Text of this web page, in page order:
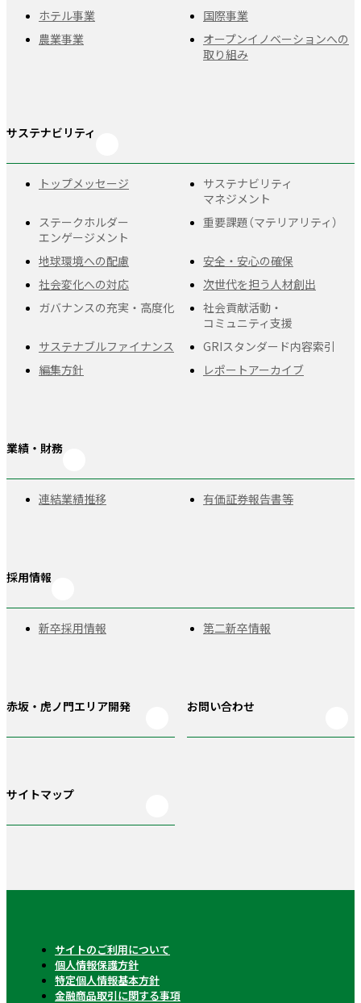
ホテル事業 国際事業
農業事業
オープンイノベーションへの
取り組み
サステナビリティ
トップメッセージ
サステナビリティ
マネジメント
ステークホルダー
エンゲージメント
重要課題 （マテリアリティ）
地球環境への配慮 安全・安心の確保
社会変化への対応 次世代を担う人材創出
ガバナンスの充実・ 高度化
社会貢献活動・
コミュニティ支援
サステナブルファイナンス GRIスタンダード 内容索引
編集方針 レポートアーカイブ
業績・財務
連結業績推移 有価証券報告書等
採用情報
新卒採用情報 第二新卒情報
赤坂・虎ノ門 エリア開発 お問い合わせ
サイトマップ
サイトのご利用について
個人情報保護方針
特定個人情報基本方針
金融商品取引に関する事項